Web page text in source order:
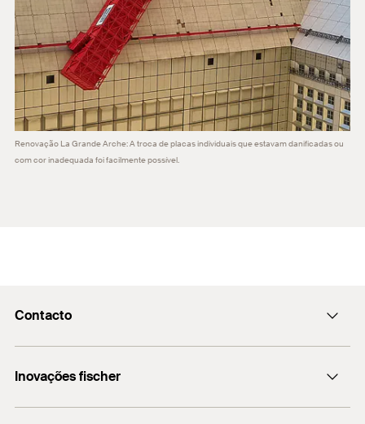
Renovação La Grande Arche: A troca de placas individuais que estavam danificadas ou
com cor inadequada foi facilmente possível.
Contacto
+55 (11) 3178-2520
Inovações fischer